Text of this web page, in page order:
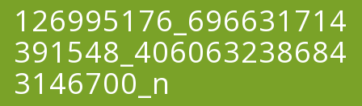
126995176_696631714
391548_406063238684
3146700_n